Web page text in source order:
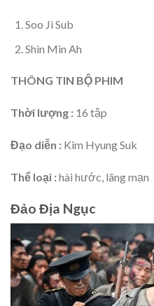
Soo Ji Sub
Shin Min Ah
THÔNG TIN BỘ PHIM
Thời lượng : 16 tập
Đạo diễn : Kim Hyung Suk
Thể loại :hài hước, lãng mạn
Đảo Địa Ngục